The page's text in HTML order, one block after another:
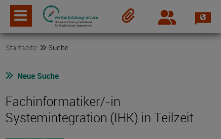
Login
Startseite Suche
Neue Suche
Fachinformatiker/-in
Systemintegration (IHK) in Teilzeit